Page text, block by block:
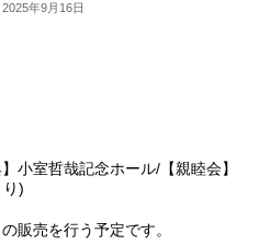
年9月16日
小室哲哉記念ホール/【親睦会】
)
販売を行う予定です。